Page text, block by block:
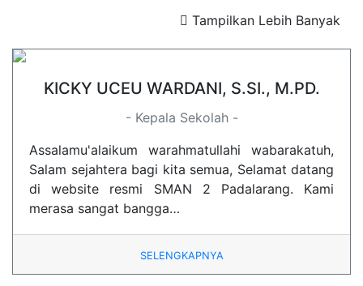
Tampilkan Lebih Banyak
KICKY UCEU WARDANI, S.SI., M.PD.
- Kepala Sekolah -
Assalamu'alaikum warahmatullahi wabarakatuh,
Salam sejahtera bagi kita semua, Selamat datang
di website resmi SMAN 2 Padalarang. Kami
merasa sangat bangga…
SELENGKAPNYA